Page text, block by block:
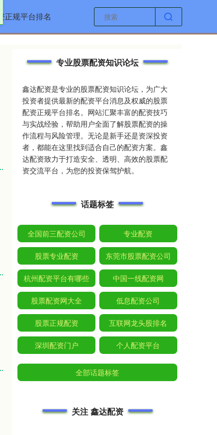
正规平台排名
专业股票配资知识论坛
鑫达配资是专业的股票配资知识论坛，为广大
投资者提供最新的配资平台消息及权威的股票
配资正规平台排名。网站汇聚丰富的配资技巧
与实战经验，帮助用户全面了解股票配资的操
作流程与风险管理。无论是新手还是资深投资
者，都能在这里找到适合自己的配资方案。鑫
达配资致力于打造安全、透明、高效的股票配
资交流平台，为您的投资保驾护航。
话题标签
全国前三配资公司 专业配资
股票专业配资 东莞市股票配资公司
杭州配资平台有哪些 中国一线配资网
股票配资网大全 低息配资公司
股票正规配资 互联网龙头股排名
深圳配资门户 个人配资平台
全部话题标签
关注 鑫达配资